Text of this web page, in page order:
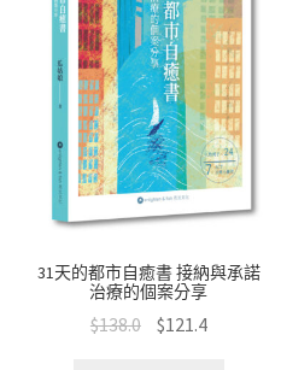
無紙書
文創
聯絡我們+郵費
海外訂購書籍
登入
31天的都市自癒書 接納與承諾
治療的個案分享
$138.0 $121.4